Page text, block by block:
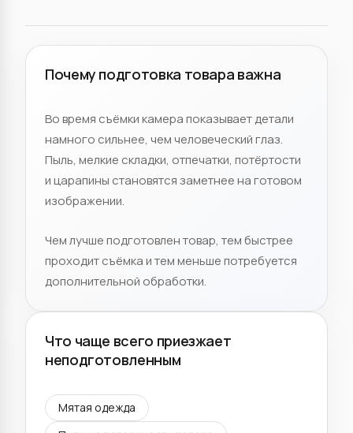
Почему подготовка товара важна
Во время съёмки камера показывает детали
намного сильнее, чем человеческий глаз.
Пыль, мелкие складки, отпечатки, потёртости
и царапины становятся заметнее на готовом
изображении.
Чем лучше подготовлен товар, тем быстрее
проходит съёмка и тем меньше потребуется
дополнительной обработки.
Что чаще всего приезжает
неподготовленным
Мятая одежда